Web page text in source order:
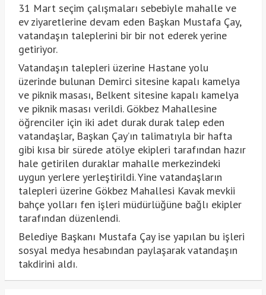
31 Mart seçim çalışmaları sebebiyle mahalle ve
ev ziyaretlerine devam eden Başkan Mustafa Çay,
vatandaşın taleplerini bir bir not ederek yerine
getiriyor.
Vatandaşın talepleri üzerine Hastane yolu
üzerinde bulunan Demirci sitesine kapalı kamelya
ve piknik masası, Belkent sitesine kapalı kamelya
ve piknik masası verildi. Gökbez Mahallesine
öğrenciler için iki adet durak durak talep eden
vatandaşlar, Başkan Çay’ın talimatıyla bir hafta
gibi kısa bir sürede atölye ekipleri tarafından hazır
hale getirilen duraklar mahalle merkezindeki
uygun yerlere yerleştirildi. Yine vatandaşların
talepleri üzerine Gökbez Mahallesi Kavak mevkii
bahçe yolları fen işleri müdürlüğüne bağlı ekipler
tarafından düzenlendi.
Belediye Başkanı Mustafa Çay ise yapılan bu işleri
sosyal medya hesabından paylaşarak vatandaşın
takdirini aldı.